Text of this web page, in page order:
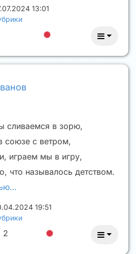
13:01
сливаемся в зорю,
союзе с ветром,
играем мы в игру,
что называлось детством.
19:51
2